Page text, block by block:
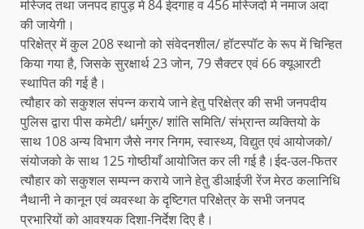
मस्जिद तथा जनपद हापुड़ मे 84 ईदगाह व 456 मस्जिदो मे नमाज अदा
की जायेगी।
परिक्षेत्र में कुल 208 स्थानो को संवेदनशील/ हॉटस्पॉट के रूप में चिन्हित
किया गया है, जिसके सुरक्षार्थ 23 जोन, 79 सैक्टर एवं 66 क्यूआरटी
स्थापित की गई है।
त्यौहार को सकुशल संपन्न कराये जाने हेतु परिक्षेत्र की सभी जनपदीय
पुलिस द्वारा पीस कमेटी/ धर्मगुरु/ शांति समिति/ संभ्रान्त व्यक्तियो के
साथ 108 अन्य विभाग जैसे नगर निगम, स्वास्थ्य, विद्युत एवं आयोजको/
संयोजको के साथ 125 गोष्ठीयाँ आयोजित कर ली गई है।ईद-उल-फितर
त्यौहार को सकुशल सम्पन्न कराये जाने हेतु डीआईजी रेंज मेरठ कलानिधि
नैथानी ने कानून एवं व्यवस्था के दृष्टिगत परिक्षेत्र के सभी जनपद
प्रभारियों को आवश्यक दिशा-निर्देश दिए है।